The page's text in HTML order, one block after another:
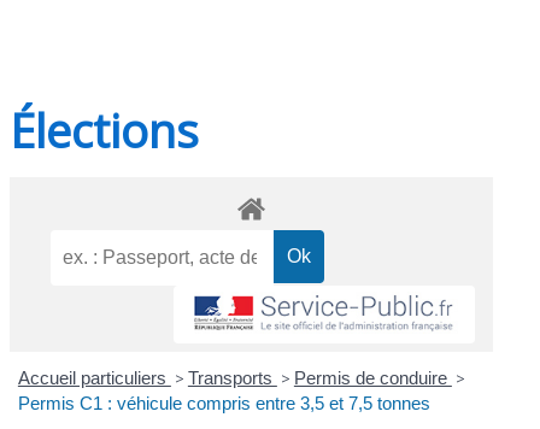
Élections
Accueil particuliers > Transports > Permis de conduire >
Permis C1 : véhicule compris entre 3,5 et 7,5 tonnes